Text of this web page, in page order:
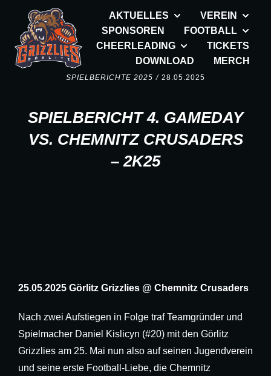
AKTUELLES
VEREIN
SPONSOREN
FOOTBALL
CHEERLEADING
TICKETS
DOWNLOAD
MERCH
SPIELBERICHTE 2025 / 28.05.2025
SPIELBERICHT 4. GAMEDAY
VS. CHEMNITZ CRUSADERS
– 2K25
25.05.2025 Görlitz Grizzlies @ Chemnitz Crusaders
Nach zwei Aufstiegen in Folge traf Teamgründer und
Spielmacher Daniel Kislicyn (#20) mit den Görlitz
Grizzlies am 25. Mai nun also auf seinen Jugendverein
und seine erste Football-Liebe, die Chemnitz